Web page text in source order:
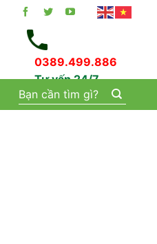
0389.499.886
Tư vấn 24/7
Tìm
kiếm: